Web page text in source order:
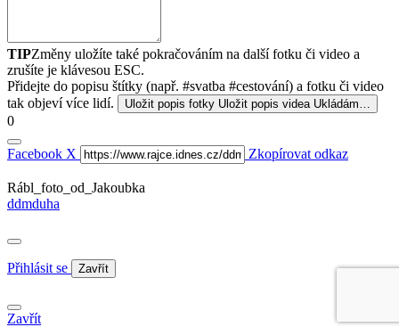
TIPZměny uložíte také pokračováním na další fotku či video a
zrušíte je klávesou ESC.
Přidejte do popisu štítky (např. #svatba #cestování) a fotku či video
tak objeví více lidí.
Uložit popis fotky Uložit popis videa Ukládám…
0
Facebook X Zkopírovat odkaz
Rábl_foto_od_Jakoubka
ddmduha
Přihlásit se Zavřít
Zavřít